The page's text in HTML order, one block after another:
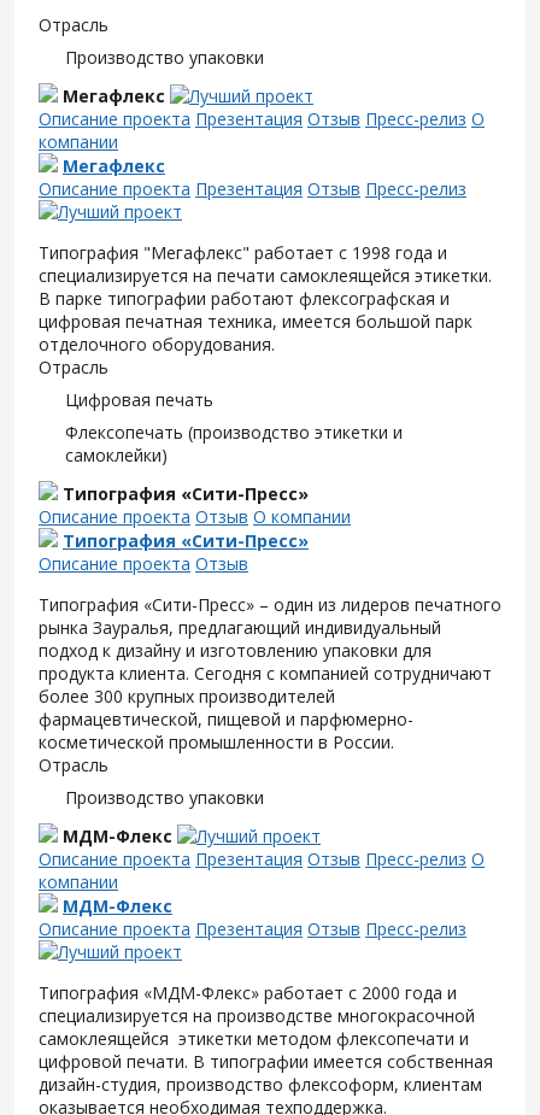
Отрасль
Производство упаковки
Мегафлекс
Описание проекта Презентация Отзыв Пресс-релиз О
компании
Мегафлекс
Описание проекта Презентация Отзыв Пресс-релиз
Типография "Мегафлекс" работает с 1998 года и
специализируется на печати самоклеящейся этикетки.
В парке типографии работают флексографская и
цифровая печатная техника, имеется большой парк
отделочного оборудования.
Отрасль
Цифровая печать
Флексопечать (производство этикетки и
самоклейки)
Типография «Сити-Пресс»
Описание проекта Отзыв О компании
Типография «Сити-Пресс»
Описание проекта Отзыв
Типография «Сити-Пресс» – один из лидеров печатного
рынка Зауралья, предлагающий индивидуальный
подход к дизайну и изготовлению упаковки для
продукта клиента. Сегодня с компанией сотрудничают
более 300 крупных производителей
фармацевтической, пищевой и парфюмерно-
косметической промышленности в России.
Отрасль
Производство упаковки
МДМ-Флекс
Описание проекта Презентация Отзыв Пресс-релиз О
компании
МДМ-Флекс
Описание проекта Презентация Отзыв Пресс-релиз
Типография «МДМ-Флекс» работает с 2000 года и
специализируется на производстве многокрасочной
самоклеящейся этикетки методом флексопечати и
цифровой печати. В типографии имеется собственная
дизайн-студия, производство флексоформ, клиентам
оказывается необходимая техподдержка.